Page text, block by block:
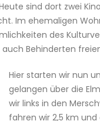
sind dort zwei
Im ehemaligen
des
Behinderten
Hier starten wir nun
gelangen über die
wir links in den
fahren wir 2,5 km